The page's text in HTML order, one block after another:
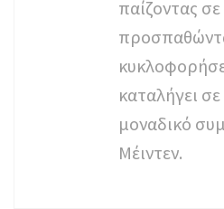
παίζοντας
καταλήγει σε
μοναδικό
Μέιντεν.